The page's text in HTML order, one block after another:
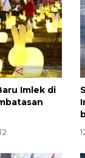
Imlek di